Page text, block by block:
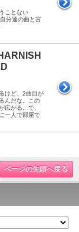
ことない
分達の曲と言
けど、2曲目が
んだな。この
広がる。で、
一人で部屋で
ページの先頭へ戻る